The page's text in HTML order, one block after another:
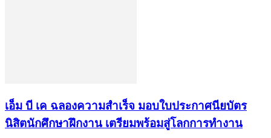
เอ็ม บี เค ฉลองความสำเร็จ มอบใบประกาศนียบัตร
นิสิตนักศึกษาฝึกงาน เตรียมพร้อมสู่โลกการทำงาน